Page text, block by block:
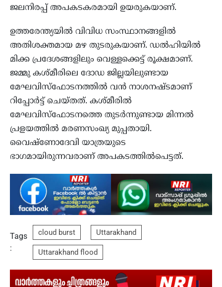
ജലനിരപ്പ് അപകടകരമായി ഉയരുകയാണ്.
ഉത്തരേന്ത്യയില്‍ വിവിധ സംസ്ഥാനങ്ങളില്‍
അതിശക്തമായ മഴ തുടരുകയാണ്. ഡല്‍ഹിയില്‍
മിക്ക പ്രദേശങ്ങളിലും വെള്ളക്കെട്ട് രൂക്ഷമാണ്.
ജമ്മു കശ്മീരിലെ ദോഡ ജില്ലയിലുണ്ടായ
മേഘവിസ്‌ഫോടനത്തില്‍ വന്‍ നാശനഷ്ടമാണ്
റിപ്പോര്‍ട്ട് ചെയ്തത്. കശ്മീരില്‍
മേഘവിസ്‌ഫോടനത്തെ തുടര്‍ന്നുണ്ടായ മിന്നല്‍
പ്രളയത്തില്‍ മരണസംഖ്യ മുപ്പതായി.
വൈഷ്‌ണോദേവി യാത്രയുടെ
ഭാഗമായിരുന്നവരാണ് അപകടത്തില്‍പെട്ടത്.
Tags
:
cloud burst Uttarakhand
Uttarakhand flood